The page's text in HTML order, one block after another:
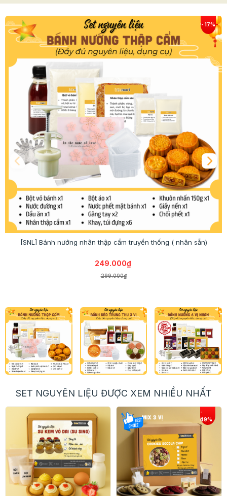
[SNL] Bánh nướng nhân thập cẩm truyền thống ( nhân sẵn)
249.000₫
299.000₫
SET NGUYÊN LIỆU ĐƯỢC XEM NHIỀU NHẤT